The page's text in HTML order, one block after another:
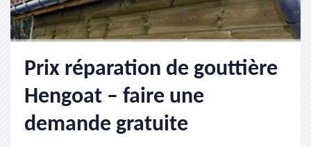
Prix réparation de gouttière
Hengoat – faire une
demande gratuite